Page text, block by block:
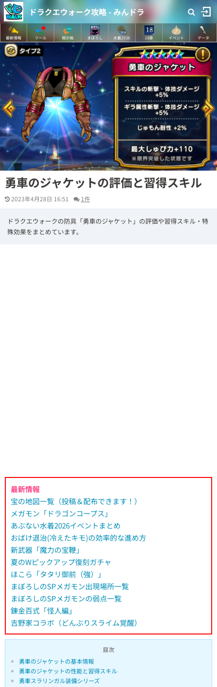
ドラクエウォーク攻略 - みんドラ
最新情報 ツール 掲示板 まぼろし 水着2026 18章 イベント データ
勇車のジャケットの評価と習得スキル
2023年4月28日 16:51 1件
ドラクエウォークの防具「勇車のジャケット」の評価や習得スキル・特
殊効果をまとめています。
最新情報
宝の地図一覧（投稿＆配布できます！）
メガモン「ドラゴンコープス」
あぶない水着2026イベントまとめ
おばけ退治(冷えたキモ)の効率的な進め方
新武器「魔力の宝鞭」
夏のWピックアップ復刻ガチャ
ほこら「タタリ御前（強）」
まぼろしのSPメガモン出現場所一覧
まぼろしのSPメガモンの弱点一覧
錬金百式「怪人編」
吉野家コラボ（どんぶりスライム覚醒）
目次
勇車のジャケットの基本情報
勇車のジャケットの性能と習得スキル
勇車スラリンガル装備シリーズ